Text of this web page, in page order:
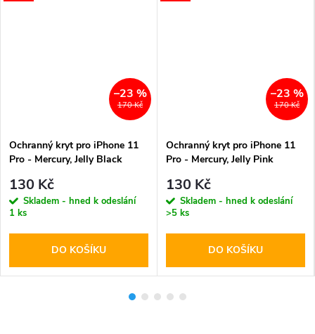
170 Kč
–23 %
Ochranný kryt pro iPhone 11
Pro - Mercury, Jelly Black
130 Kč
Skladem - hned k odeslání
1 ks
DO KOŠÍKU
170 Kč
–23 %
Ochranný kryt pro iPhone 11
Pro - Mercury, Jelly Pink
130 Kč
Skladem - hned k odeslání
>5 ks
DO KOŠÍKU